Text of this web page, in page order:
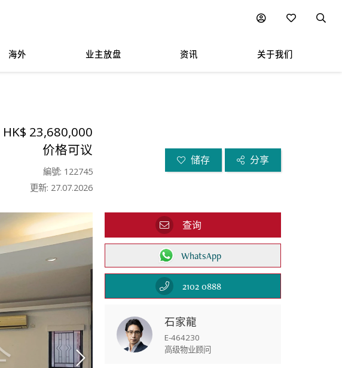
海外 业主放盘 资讯 关于我们
HK$ 23,680,000
价格可议
編號: 122745
更新: 27.07.2026
储存 分享
查询
WhatsApp
2102 0888
石家龍
E-464230
高级物业顾问